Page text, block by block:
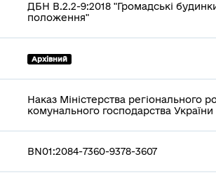
ДБН В.2.2-9:2018 "Громадські
положення"
Архівний
Наказ Міністерства регіонального
комунального господарства
BN01:2084-7360-9378-3607